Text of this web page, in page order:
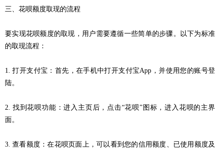
三、花呗额度取现的流程
要实现花呗额度的取现，用户需要遵循一些简单的步骤。以下为标准
的取现流程：
1. 打开支付宝：首先，在手机中打开支付宝App，并使用您的账号登
陆。
2. 找到花呗功能：进入主页后，点击“花呗”图标，进入花呗的主界
面。
3. 查看额度：在花呗页面上，可以看到您的信用额度、已使用额度及